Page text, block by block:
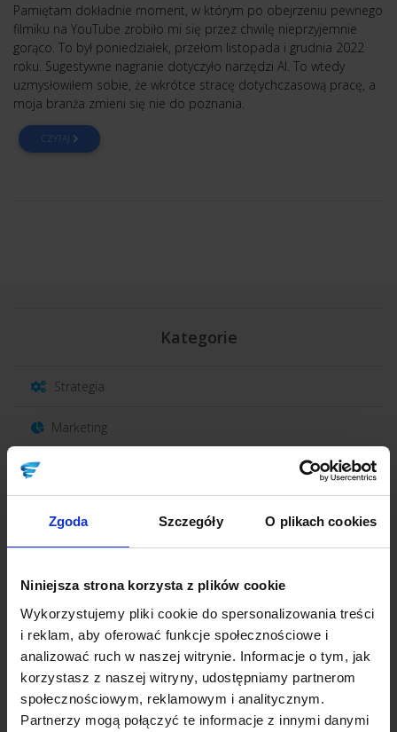
Zgoda Szczegóły O plikach cookies
Niniejsza strona korzysta z plików cookie
Wykorzystujemy pliki cookie do spersonalizowania treści
i reklam, aby oferować funkcje społecznościowe i
analizować ruch w naszej witrynie. Informacje o tym, jak
korzystasz z naszej witryny, udostępniamy partnerom
społecznościowym, reklamowym i analitycznym.
Partnerzy mogą połączyć te informacje z innymi danymi
Pamiętam dokładnie moment, w którym po obejrzeniu pewnego
filmiku na YouTube zrobiło mi się przez chwilę nieprzyjemnie
gorąco. To był poniedziałek, przełom listopada i grudnia 2022
roku. Sugestywne nagranie dotyczyło narzędzi AI. To wtedy
uzmysłowiłem sobie, że wkrótce stracę dotychczasową pracę, a
moja branża zmieni się nie do poznania.
CZYTAJ
Kategorie
Strategia
Marketing
Efektywność
Work-life balance
Zarządzanie zespołem
Rekrutacja